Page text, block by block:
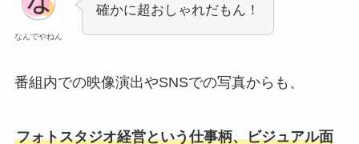
なんでやねん
確かに超おしゃれだもん！
番組内での映像演出やSNSでの写真からも、
フォトスタジオ経営という仕事柄、ビジュアル面